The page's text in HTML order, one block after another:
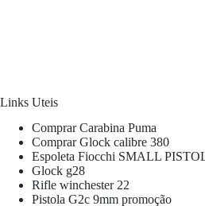
Links Uteis
Comprar Carabina Puma
Comprar Glock calibre 380
Espoleta Fiocchi SMALL
Glock g28
Rifle winchester 22
Pistola G2c 9mm promoção